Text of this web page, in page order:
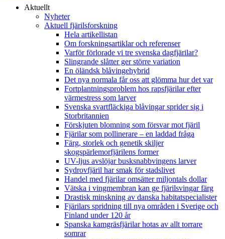
Aktuellt
Nyheter
Aktuell fjärilsforskning
Hela artikellistan
Om forskningsartiklar och referenser
Varför förlorade vi tre svenska dagfjärilar?
Slingrande slåtter ger större variation
En öländsk blåvingehybrid
Det nya normala får oss att glömma hur det var
Fortplantningsproblem hos rapsfjärilar efter
värmestress som larver
Svenska svartfläckiga blåvingar sprider sig i
Storbritannien
Förskjuten blomning som försvar mot fjäril
Fjärilar som pollinerare – en laddad fråga
Färg, storlek och genetik skiljer
skogspärlemorfjärilens former
UV-ljus avslöjar busksnabbvingens larver
Sydrovfjäril har smak för stadslivet
Handel med fjärilar omsätter miljontals dollar
Vätska i vingmembran kan ge fjärilsvingar färg
Drastisk minskning av danska habitatspecialister
Fjärilars spridning till nya områden i Sverige och
Finland under 120 år
Spanska kamgräsfjärilar hotas av allt torrare
somrar